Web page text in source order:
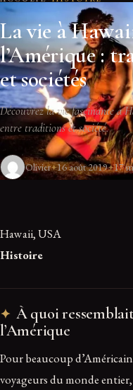
La vie à
l’Amérique :
et sociétés
Découvrez la vie fascinante à
entre traditions et société.
Olivier 16 août 2019 17
Hawaii, USA
Histoire
À quoi
l’Amérique
Pour beaucoup
voyageurs du monde entier,